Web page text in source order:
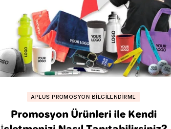
APLUS PROMOSYON BILGILENDIRME
Promosyon Ürünleri ile Kendi